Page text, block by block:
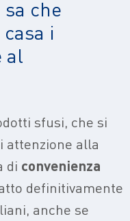
che
i
al
sfusi, che si
attenzione alla
di convenienza
definitivamente
anche se